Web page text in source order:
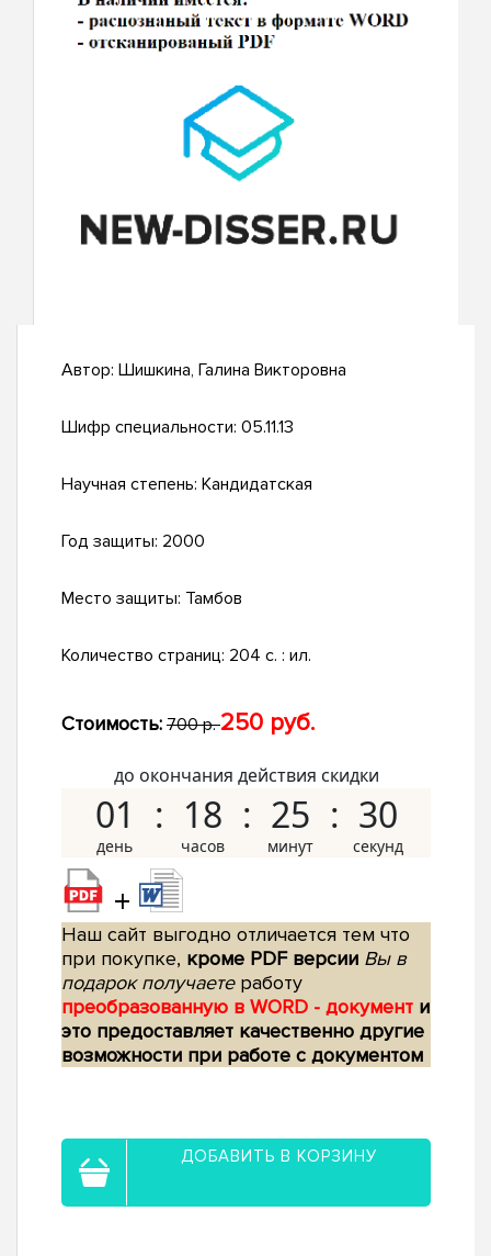
Автор: Шишкина, Галина Викторовна
Шифр специальности: 05.11.13
Научная степень: Кандидатская
Год защиты: 2000
Место защиты: Тамбов
Количество страниц: 204 с. : ил.
Стоимость: 700 р.250 руб.
до окончания действия скидки
01 18 25 29
+
Наш сайт выгодно отличается тем что
при покупке, кроме PDF версии Вы в
подарок получаетеработу
преобразованную в WORD - документ и
это предоставляет качественно другие
возможности при работе с документом
ДОБАВИТЬ В КОРЗИНУ